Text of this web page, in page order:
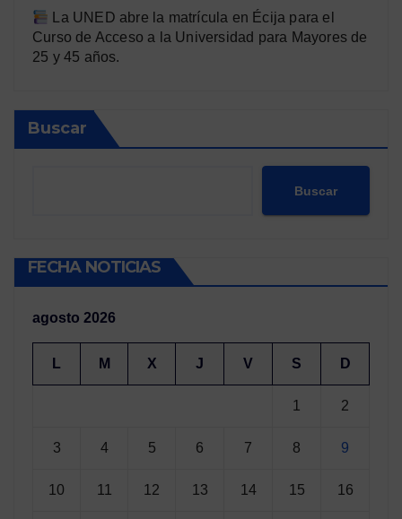
La UNED abre la matrícula en Écija para el
Curso de Acceso a la Universidad para Mayores de
25 y 45 años.
Buscar
Buscar
FECHA NOTICIAS
agosto 2026
L M X J V S D
1 2
3 4 5 6 7 8 9
10 11 12 13 14 15 16